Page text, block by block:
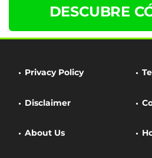
DESCUBRE
Privacy Policy
Disclaimer
About Us